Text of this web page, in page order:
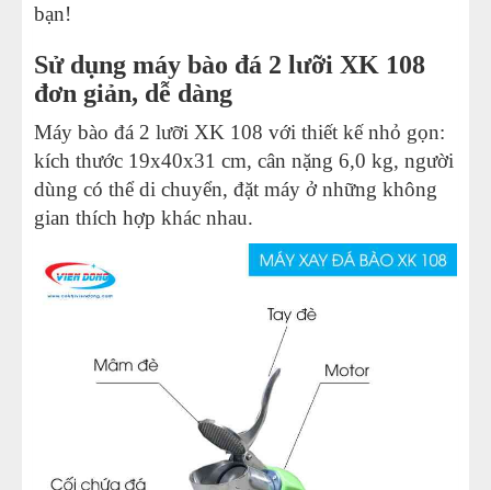
bạn!
Sử dụng máy bào đá 2 lưỡi XK 108
đơn giản, dễ dàng
Máy bào đá 2 lưỡi XK 108 với thiết kế nhỏ gọn:
kích thước 19x40x31 cm, cân nặng 6,0 kg, người
dùng có thể di chuyển, đặt máy ở những không
gian thích hợp khác nhau.